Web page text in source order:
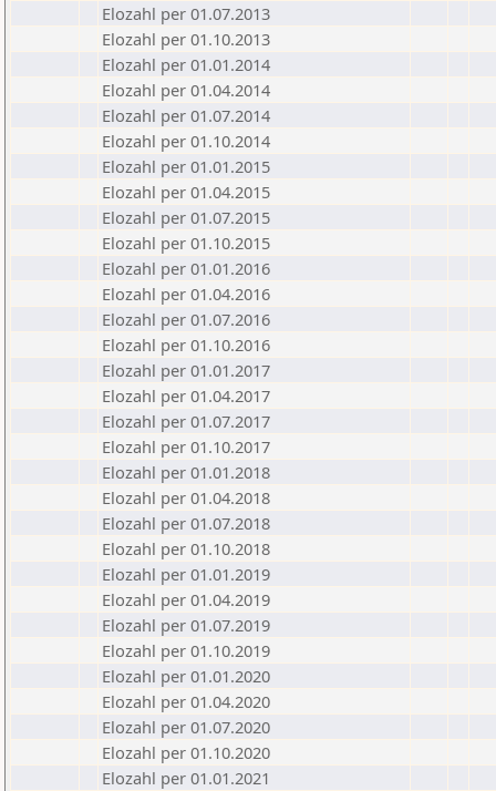
Elozahl per 01.07.2013
Elozahl per 01.10.2013
Elozahl per 01.01.2014
Elozahl per 01.04.2014
Elozahl per 01.07.2014
Elozahl per 01.10.2014
Elozahl per 01.01.2015
Elozahl per 01.04.2015
Elozahl per 01.07.2015
Elozahl per 01.10.2015
Elozahl per 01.01.2016
Elozahl per 01.04.2016
Elozahl per 01.07.2016
Elozahl per 01.10.2016
Elozahl per 01.01.2017
Elozahl per 01.04.2017
Elozahl per 01.07.2017
Elozahl per 01.10.2017
Elozahl per 01.01.2018
Elozahl per 01.04.2018
Elozahl per 01.07.2018
Elozahl per 01.10.2018
Elozahl per 01.01.2019
Elozahl per 01.04.2019
Elozahl per 01.07.2019
Elozahl per 01.10.2019
Elozahl per 01.01.2020
Elozahl per 01.04.2020
Elozahl per 01.07.2020
Elozahl per 01.10.2020
Elozahl per 01.01.2021